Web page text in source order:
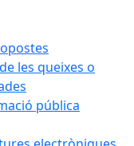
les queixes o
pública